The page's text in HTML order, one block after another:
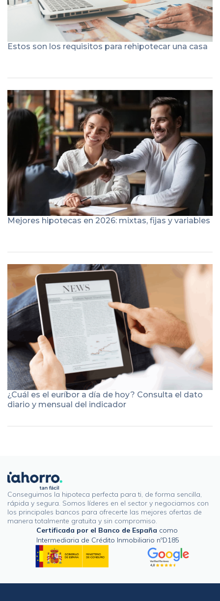
Estos son los requisitos para rehipotecar una casa
Mejores hipotecas en 2026: mixtas, fijas y variables
¿Cuál es el euríbor a día de hoy? Consulta el dato
diario y mensual del indicador
Conseguimos la hipoteca perfecta para ti, de forma sencilla,
rápida y segura. Somos líderes en el sector y negociamos con
los principales bancos para ofrecerte las mejores ofertas de
manera totalmente gratuita y sin compromiso.
Certificada por el Banco de España como
Intermediaria de Crédito Inmobiliario nºD185